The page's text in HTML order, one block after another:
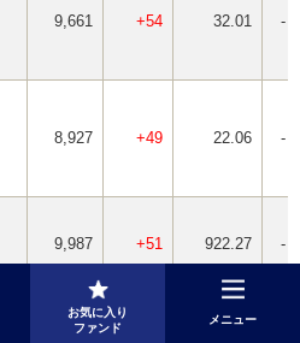
お気に入り
ファンド
メニュー
9,661 +54 32.01 -
8,927 +49 22.06 -
9,987 +51 922.27 -
11,444